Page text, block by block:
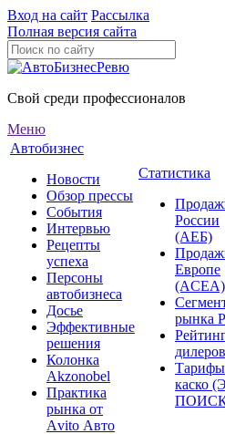
Вход на сайт Рассылка
Полная версия сайта
Свой среди профессионалов
Меню
Автобизнес
Новости
Обзор прессы
События
Интервью
Рецепты
успеха
Персоны
автобизнеса
Досье
Эффективные
решения
Колонка
Akzonobel
Практика
рынка от
Аvito Авто
Статистика
России
(АЕБ)
Европе
(ACEA)
рынка
дилеров
Тарифы
каско